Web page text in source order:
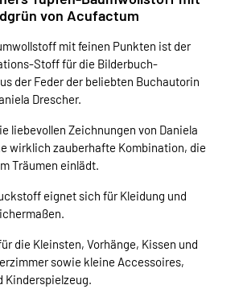
von Acufactum
mit feinen Punkten ist der
Stoff für die Bilderbuch-
der Feder der beliebten Buchautorin
Drescher.
liebevollen Zeichnungen von Daniela
wirklich zauberhafte Kombination, die
Träumen einlädt.
eignet sich für Kleidung und
die Kleinsten, Vorhänge, Kissen und
sowie kleine Accessoires,
Kinderspielzeug.